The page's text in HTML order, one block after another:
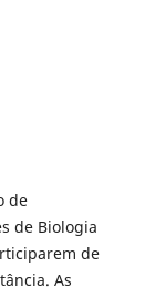
de
de Biologia
de
As